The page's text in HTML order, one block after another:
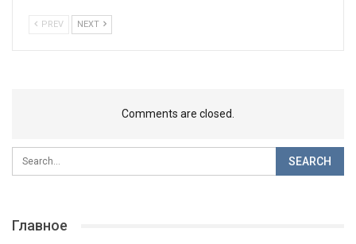
PREV NEXT
Comments are closed.
Главное